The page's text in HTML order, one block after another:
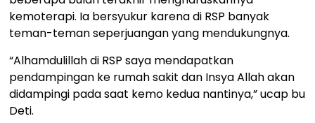
kemoterapi. Ia bersyukur karena di RSP banyak
teman-teman seperjuangan yang mendukungnya.
“Alhamdulillah di RSP saya mendapatkan
pendampingan ke rumah sakit dan Insya Allah akan
didampingi pada saat kemo kedua nantinya,” ucap bu
Deti.